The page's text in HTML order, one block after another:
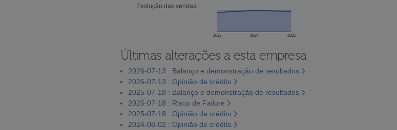
Evolução das vendas:
2023 2024 2025
Últimas alterações a esta empresa
2026-07-13 : Balanço e demonstração de resultados
2026-07-13 : Opinião de crédito
2025-07-18 : Balanço e demonstração de resultados
2025-07-18 : Risco de Failure
2025-07-18 : Opinião de crédito
2024-08-02 : Opinião de crédito